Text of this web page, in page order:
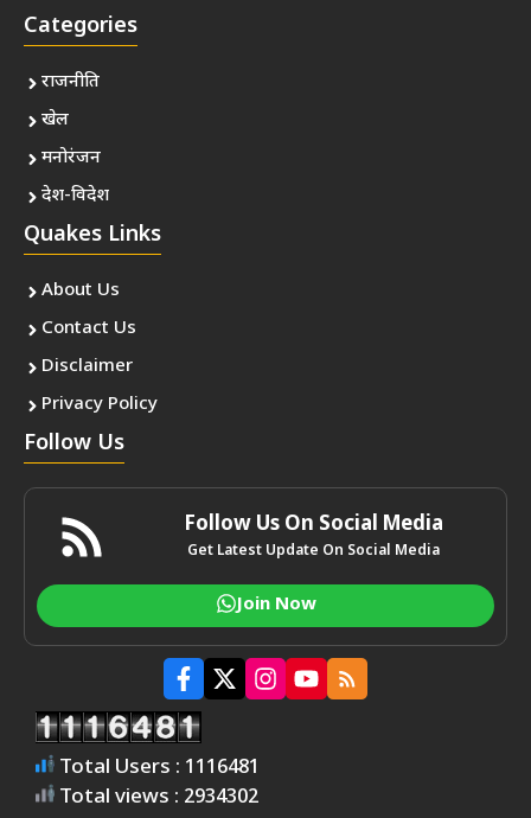
Categories
राजनीति
खेल
मनोरंजन
देश-विदेश
Quakes Links
About Us
Contact Us
Disclaimer
Privacy Policy
Follow Us
Follow Us On Social Media
Get Latest Update On Social Media
Join Now
Total Users : 1116481
Total views : 2934302